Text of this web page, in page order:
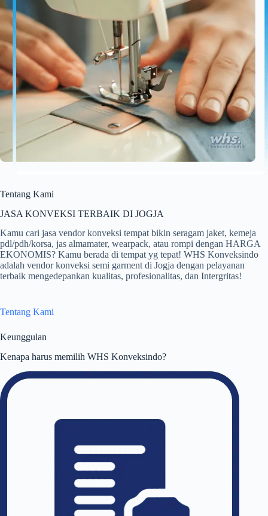
Tentang Kami
JASA KONVEKSI TERBAIK DI JOGJA
Kamu cari jasa vendor konveksi tempat bikin seragam jaket, kemeja
pdl/pdh/korsa, jas almamater, wearpack, atau rompi dengan HARGA
EKONOMIS? Kamu berada di tempat yg tepat! WHS Konveksindo
adalah vendor konveksi semi garment di Jogja dengan pelayanan
terbaik mengedepankan kualitas, profesionalitas, dan Intergritas!
Tentang Kami
Keunggulan
Kenapa harus memilih WHS Konveksindo?